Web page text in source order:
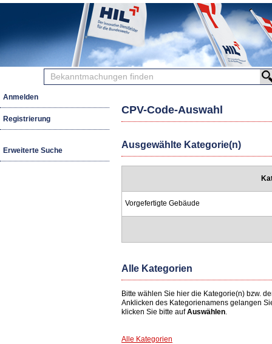
Bekanntmachungen
Anmelden
Registrierung
Erweiterte Suche
CPV-Code-Auswahl
Ausgewählte Kategorie(n)
Vorgefertigte Gebäude
Alle Kategorien
Bitte wählen Sie hier die Kategorie(n) bzw.
Anklicken des Kategorienamens gelangen
klicken Sie bitte aufAuswählen.
Alle Kategorien